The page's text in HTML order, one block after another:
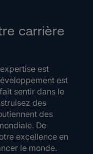
carrière
est
est
sentir dans le
des
des
De
excellence en
le monde.